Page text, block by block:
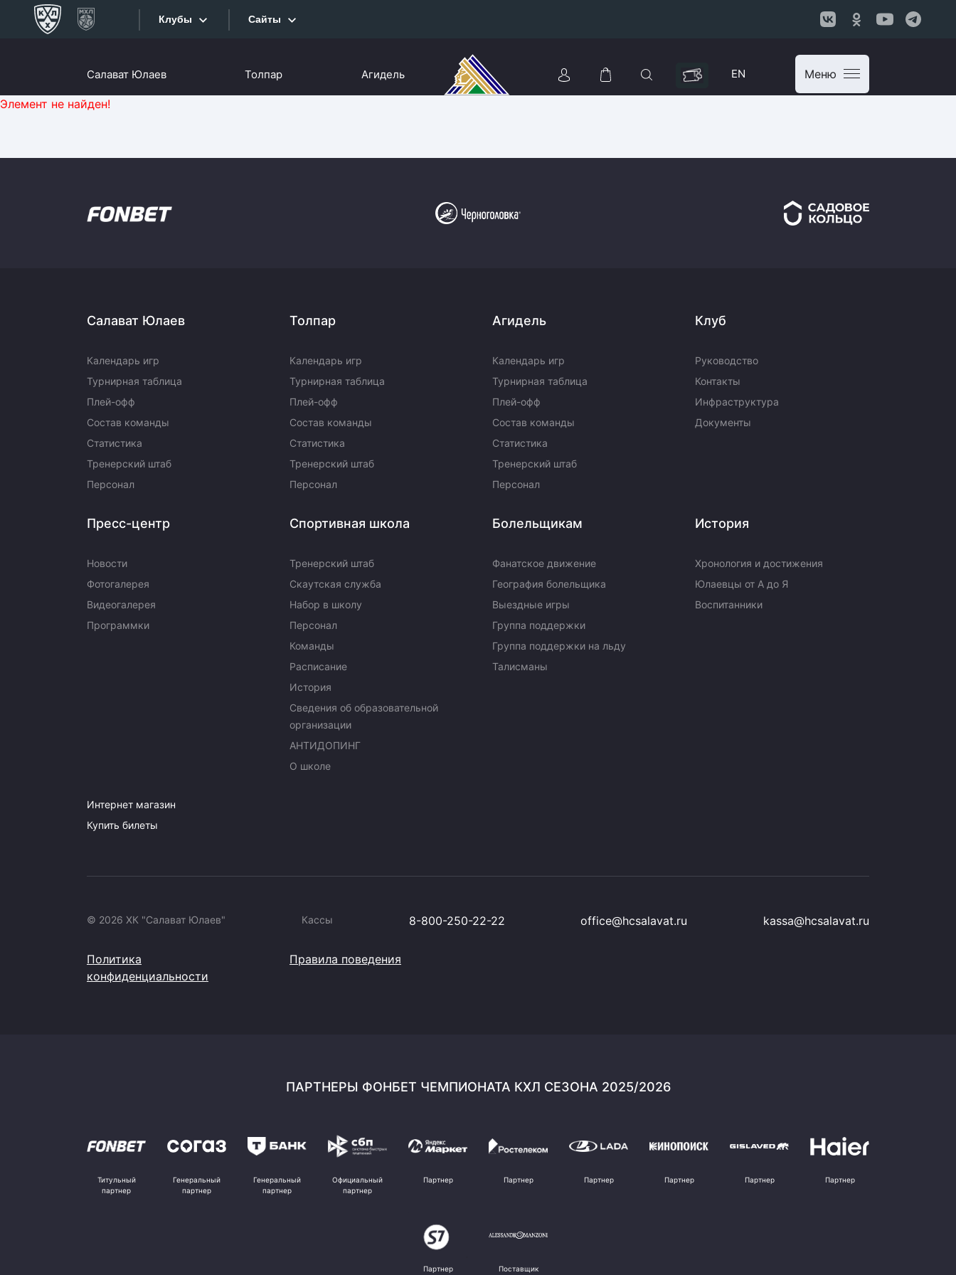
Клубы
Конференция «Запад»
Дивизион Боброва
Конференция «Восток»
Дивизион Харламова
Сайты
Сайты
Салават Юлаев Толпар Агидель EN Меню
Элемент не найден!
Салават Юлаев
Календарь игр
Турнирная таблица
Плей-офф
Состав команды
Статистика
Тренерский штаб
Персонал
Толпар
Календарь игр
Турнирная таблица
Плей-офф
Состав команды
Статистика
Тренерский штаб
Персонал
Агидель
Календарь игр
Турнирная таблица
Плей-офф
Состав команды
Статистика
Тренерский штаб
Персонал
Клуб
Руководство
Контакты
Инфраструктура
Документы
Пресс-центр
Новости
Фотогалерея
Видеогалерея
Программки
Спортивная школа
Тренерский штаб
Скаутская служба
Набор в школу
Персонал
Команды
Расписание
История
Сведения об образовательной
организации
АНТИДОПИНГ
О школе
Болельщикам
Фанатское движение
География болельщика
Выездные игры
Группа поддержки
Группа поддержки на льду
Талисманы
История
Хронология и достижения
Юлаевцы от А до Я
Воспитанники
Интернет магазин
Купить билеты
© 2026 ХК "Салават Юлаев" Кассы 8-800-250-22-22 office@hcsalavat.ru kassa@hcsalavat.ru
Политика
конфиденциальности
Правила поведения
ПАРТНЕРЫ ФОНБЕТ ЧЕМПИОНАТА КХЛ СЕЗОНА 2025/2026
Титульный
партнер
Генеральный
партнер
Генеральный
партнер
Официальный
партнер
Партнер Партнер Партнер Партнер Партнер Партнер
Партнер Поставщик